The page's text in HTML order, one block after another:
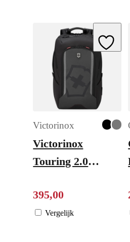
Add to
Victorinox
Victorinox
Touring 2.0
Backpack black
395,00
Vergelijk